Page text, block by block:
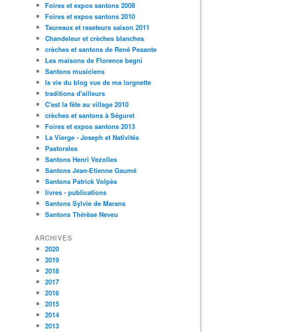
Foires et expos santons 2008
Foires et expos santons 2010
Taureaux et raseteurs saison 2011
Chandeleur et crèches blanches
crèches et santons de René Pesante
Les maisons de Florence begni
Santons musiciens
la vie du blog vue de ma lorgnette
traditions d'ailleurs
C'est la fête au village 2010
crèches et santons à Séguret
Foires et expos santons 2013
La Vierge - Joseph et Nativités
Pastorales
Santons Henri Vezolles
Santons Jean-Etienne Gaumé
Santons Patrick Volpès
livres - publications
Santons Sylvie de Marans
Santons Thérèse Neveu
ARCHIVES
2020
2019
2018
2017
2016
2015
2014
2013